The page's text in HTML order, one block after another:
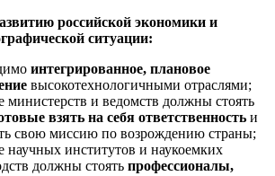
российской экономики и
ситуации:
интегрированное, плановое
высокотехнологичными отраслями;
министерств и ведомств должны стоять
взять на себя ответственность и
свою миссию по возрождению страны;
научных институтов и наукоемких
должны стоять профессионалы,